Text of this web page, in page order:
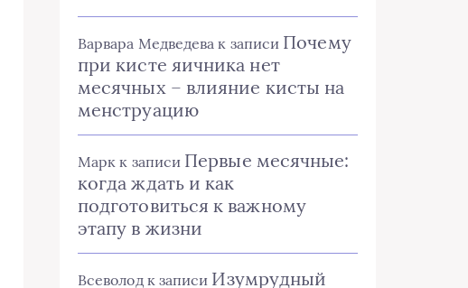
Варвара Медведева к записи Почему
при кисте яичника нет
месячных – влияние кисты на
менструацию
Марк к записи Первые месячные:
когда ждать и как
подготовиться к важному
этапу в жизни
Всеволодк записи Изумрудный